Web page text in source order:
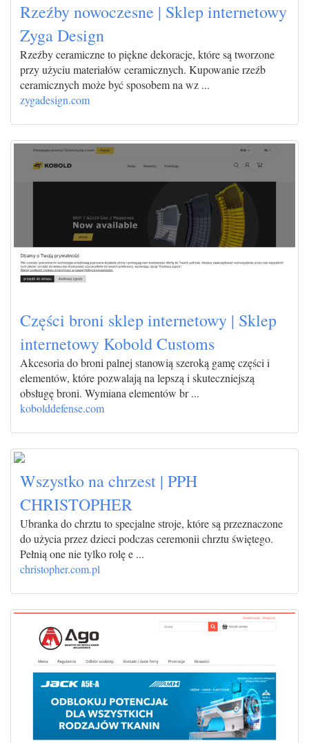
Rzeźby nowoczesne | Sklep internetowy
Zyga Design
Rzeźby ceramiczne to piękne dekoracje, które są tworzone
przy użyciu materiałów ceramicznych. Kupowanie rzeźb
ceramicznych może być sposobem na wz ...
zygadesign.com
Części broni sklep internetowy | Sklep
internetowy Kobold Customs
Akcesoria do broni palnej stanowią szeroką gamę części i
elementów, które pozwalają na lepszą i skuteczniejszą
obsługę broni. Wymiana elementów br ...
kobolddefense.com
Wszystko na chrzest | PPH
CHRISTOPHER
Ubranka do chrztu to specjalne stroje, które są przeznaczone
do użycia przez dzieci podczas ceremonii chrztu świętego.
Pełnią one nie tylko rolę e ...
christopher.com.pl